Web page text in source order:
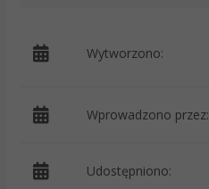
Wytworzono:
Wprowadzono przez:
Udostępniono: